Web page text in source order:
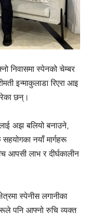
निवासमा स्पेनको चेम्बर
इन्माकुलाडा रिएरा आइ
छन्।
अझ बलियो बनाउने,
नयाँ मार्गहरू
आपसी लाभ र दीर्घकालीन
स्पेनीस लगानीका
पनि आफ्नो रुचि व्यक्त